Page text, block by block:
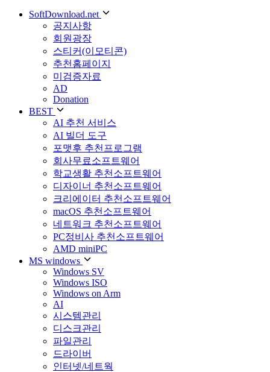
SoftDownload.net
공지사항
회원광장
스티커(이모티콘)
추천홈페이지
미검증자료
AD
Donation
BEST
AI 추천 서비스
AI 빌더 도구
포맷후 추천프로그램
회사무료소프트웨어
학교생활 추천소프트웨어
디자이너 추천소프트웨어
크리에이터 추천소프트웨어
macOS 추천소프트웨어
네트워크 추천소프트웨어
PC정비사 추천소프트웨어
AMD miniPC
MS windows
Windows SV
Windows ISO
Windows on Arm
AI
시스템관리
디스크관리
파일관리
드라이버
인터넷/네트웍